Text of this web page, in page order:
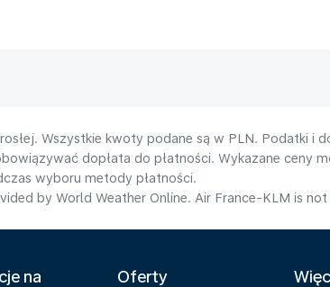
Wszystkie kwoty podane są w PLN. Podatki i
dopłata do płatności. Wykazane ceny
wyboru metody płatności.
by World Weather Online. Air France-KLM is
na
Oferty